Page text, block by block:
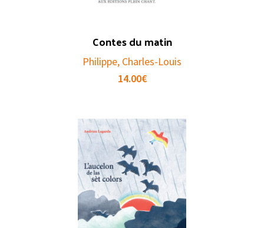
Contes du matin
Philippe, Charles-Louis
14.00€